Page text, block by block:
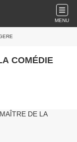
MENU
COMÉDIE